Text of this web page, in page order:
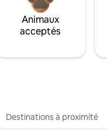
Animaux
acceptés
Destinations à proximité